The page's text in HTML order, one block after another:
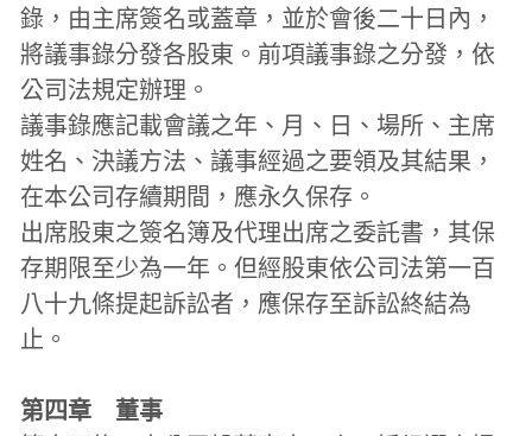
錄，由主席簽名或蓋章，並於會後二十日內，
將議事錄分發各股東。前項議事錄之分發，依
公司法規定辦理。
議事錄應記載會議之年、月、日、場所、主席
姓名、決議方法、議事經過之要領及其結果，
在本公司存續期間，應永久保存。
出席股東之簽名簿及代理出席之委託書，其保
存期限至少為一年。但經股東依公司法第一百
八十九條提起訴訟者，應保存至訴訟終結為
止。
第四章　董事